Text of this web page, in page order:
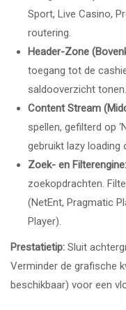
Sport, Live Casino,
routering.
Header-Zone
toegang tot de
saldooverzicht tonen.
Content Stream
spellen, gefilterd op
gebruikt lazy loading
Zoek- en Filterengine:
zoekopdrachten.
(NetEnt, Pragmatic
Player).
Prestatietip: Sluit
Verminder de grafische
beschikbaar) voor een